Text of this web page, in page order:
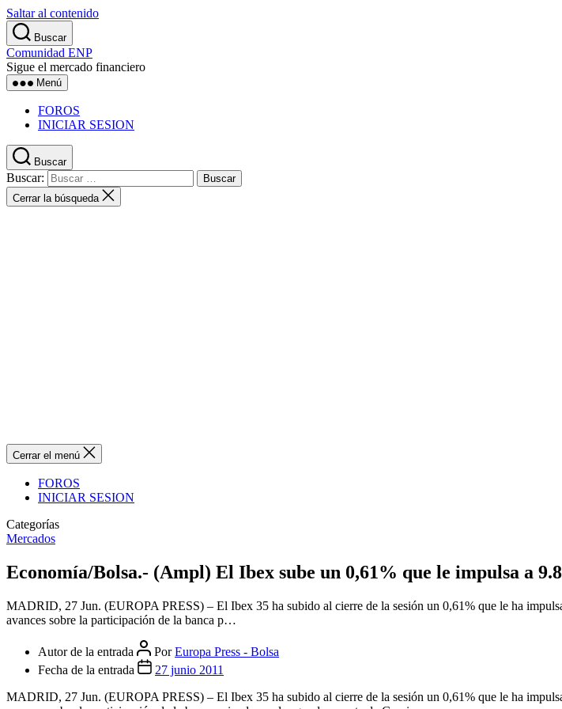
Saltar al contenido
Buscar
Comunidad ENP
Sigue el mercado financiero
Menú
FOROS
INICIAR SESION
Buscar
Buscar:
Cerrar la búsqueda
Cerrar el menú
FOROS
INICIAR SESION
Categorías
Mercados
Economía/Bolsa.- (Ampl) El Ibex sube un 0,61% que le impulsa a
MADRID, 27 Jun. (EUROPA PRESS) – El Ibex 35 ha subido al cierre de la sesión un 0,61% que le ha
avances sobre la participación de la banca p…
Autor de la entrada PorEuropa Press - Bolsa
Fecha de la entrada
27 junio 2011
MADRID, 27 Jun. (EUROPA PRESS) – El Ibex 35 ha subido al cierre de la sesión un 0,61% que le ha